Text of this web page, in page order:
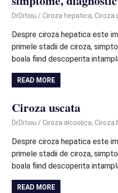
December 10, 2020
DrDitoiu Ciroza hepatica, Ciroza
Despre ciroza hepatica este
primele stadii de ciroza,
boala fiind descoperita
READ MORE
Ciroza uscata
September 22, 2020
DrDitoiu Ciroza alcoolica, Ciroza
Despre ciroza hepatica este
primele stadii de ciroza,
boala fiind descoperita
READ MORE